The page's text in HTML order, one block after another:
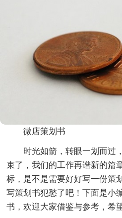
微店策划书
时光如箭，转眼一划而过
束了，我们的工作再谱新的篇
标，是不是需要好好写一份策
写策划书犯愁了吧！下面是小
书，欢迎大家借鉴与参考，希